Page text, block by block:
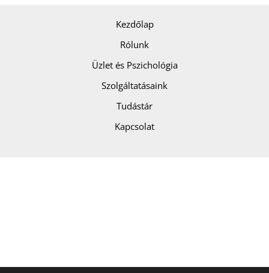
Kezdőlap
Rólunk
Üzlet és Pszichológia
Szolgáltatásaink
Tudástár
Kapcsolat